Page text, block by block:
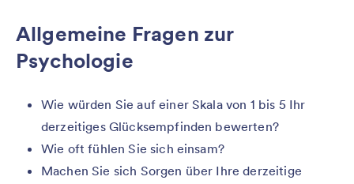
Allgemeine Fragen zur
Psychologie
Wie würden Sie auf einer Skala von 1 bis 5 Ihr
derzeitiges Glücksempfinden bewerten?
Wie oft fühlen Sie sich einsam?
Machen Sie sich Sorgen über Ihre derzeitige